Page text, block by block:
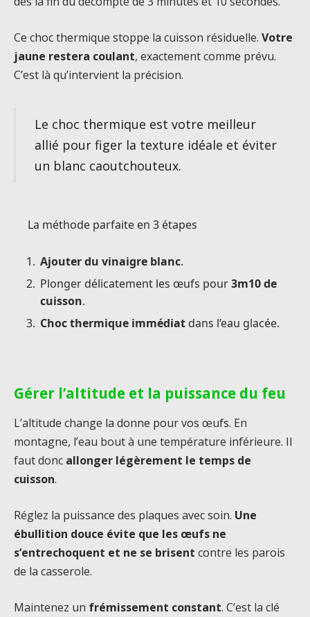
Ce choc thermique stoppe la cuisson résiduelle. Votre
jaune restera coulant, exactement comme prévu.
C’est là qu’intervient la précision.
Le choc thermique est votre meilleur
allié pour figer la texture idéale et éviter
un blanc caoutchouteux.
La méthode parfaite en 3 étapes
Ajouter du vinaigre blanc.
Plonger délicatement les œufs pour3m10 de
cuisson.
Choc thermique immédiat dans l’eau glacée.
Gérer l’altitude et la puissance du feu
L’altitude change la donne pour vos œufs. En
montagne, l’eau bout à une température inférieure. Il
faut donc allonger légèrement le temps de
cuisson.
Réglez la puissance des plaques avec soin. Une
ébullition douce évite que les œufs ne
s’entrechoquent et ne se brisent contre les parois
de la casserole.
Maintenez un frémissement constant. C’est la clé